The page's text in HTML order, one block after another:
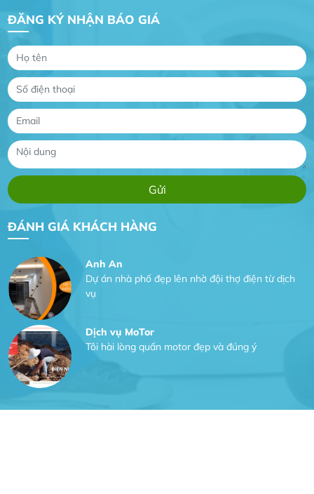
ĐĂNG KÝ NHẬN BÁO GIÁ
ĐÁNH GIÁ KHÁCH HÀNG
vụ
Tôi hài lòng quấn motor đẹp và đúng ý
sản phẩm chất lượng rất tốt sản phẩm chất
phẩm chất lượng rất tốt
Gia Đình lắp máy nóng lạnh
website
Anh An
Dự án nhà phố đẹp lên nhờ đội thợ điện từ dịch
vụ
Dịch vụ MoTor
Tôi hài lòng quấn motor đẹp và đúng ý